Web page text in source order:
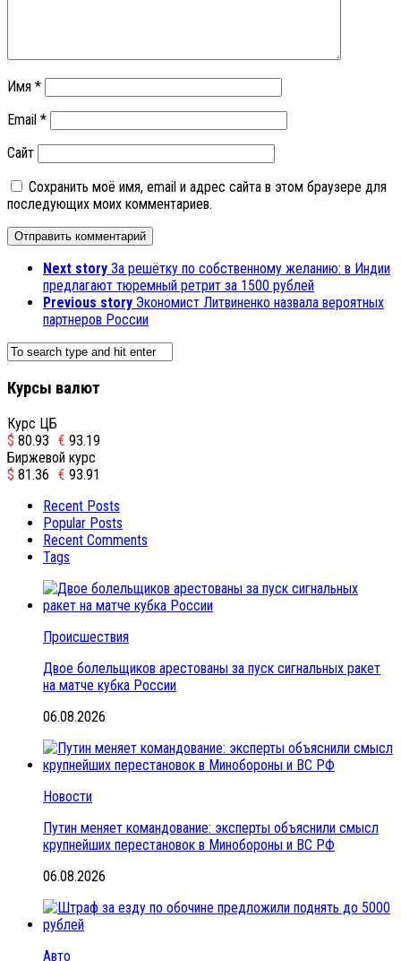
Имя *
Email *
Сайт
Сохранить моё имя, email и адрес сайта в этом браузере для
последующих моих комментариев.
Next story За решётку по собственному желанию: в Индии
предлагают тюремный ретрит за 1500 рублей
Previous story Экономист Литвиненко назвала вероятных
партнеров России
Курсы валют
Курс ЦБ
$ 80.93 € 93.19
Биржевой курс
$ 81.36 € 93.91
Recent Posts
Popular Posts
Recent Comments
Tags
Происшествия
Двое болельщиков арестованы за пуск сигнальных ракет
на матче кубка России
06.08.2026
Новости
Путин меняет командование: эксперты объяснили смысл
крупнейших перестановок в Минобороны и ВС РФ
06.08.2026
Авто